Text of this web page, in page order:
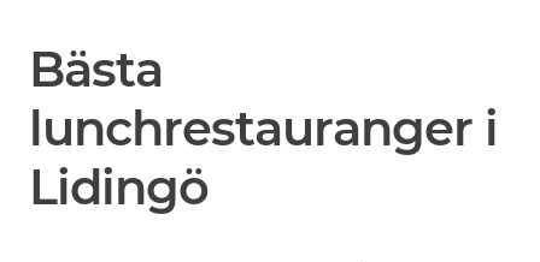
Bästa
lunchrestauranger i
Lidingö